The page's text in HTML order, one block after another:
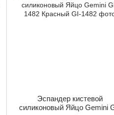
Эспандер кистевой
силиконовый Яйцо Gemini